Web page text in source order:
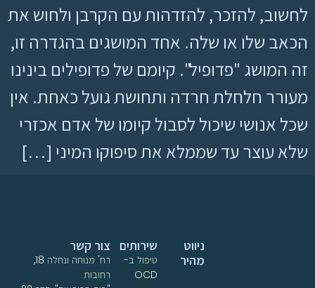
לחשוב, להזכר, להזדהות עם הקרבן ולחוש את
הכאב שלו או שלה. אחד המושגים בהגדרה זו,
זה המושג "פדופיל". קיומם של פדופילים בינינו
מעורר חלחלת חרדה ותחושת גועל כאחת. אין
שכל אנושי שיכול לסבול קיומו של אדם אכזרי
שלא עוצר עד שממלא את סיפוקו המיני […]
שירותים
טיפול ב-
OCD
ניווט
מהיר
צור קשר
רח' מנוחה ונחלה 18,
רחובות